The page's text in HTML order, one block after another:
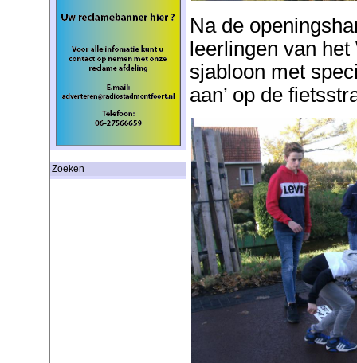
Zoeken
Na de
leerlingen van
sjabloon met
aan’ op de